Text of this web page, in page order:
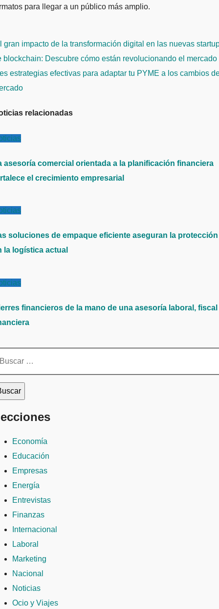
para llegar a un público más amplio.
gran impacto de la transformación digital en las nuevas
blockchain: Descubre cómo están revolucionando el mercado
estrategias efectivas para adaptar tu PYME a los cambios
relacionadas
asesoría comercial orientada a la planificación financiera
el crecimiento empresarial
soluciones de empaque eficiente aseguran la protección
la logística actual
financieros de la mano de una asesoría laboral, fiscal
Economía
Educación
Empresas
Energía
Entrevistas
Finanzas
Internacional
Laboral
Marketing
Nacional
Noticias
Ocio y Viajes